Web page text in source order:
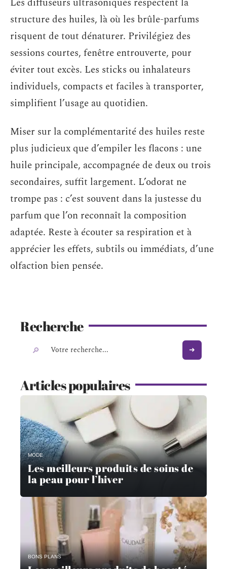
structure des huiles, là où les brûle-parfums
risquent de tout dénaturer. Privilégiez des
sessions courtes, fenêtre entrouverte, pour
éviter tout excès. Les sticks ou inhalateurs
individuels, compacts et faciles à transporter,
simplifient l’usage au quotidien.
Miser sur la complémentarité des huiles reste
plus judicieux que d’empiler les flacons : une
huile principale, accompagnée de deux ou trois
secondaires, suffit largement. L’odorat ne
trompe pas : c’est souvent dans la justesse du
parfum que l’on reconnaît la composition
adaptée. Reste à écouter sa respiration et à
apprécier les effets, subtils ou immédiats, d’une
olfaction bien pensée.
Recherche
Articles populaires
MODE
Les meilleurs produits de soins de
la peau pour l’hiver
BONS PLANS